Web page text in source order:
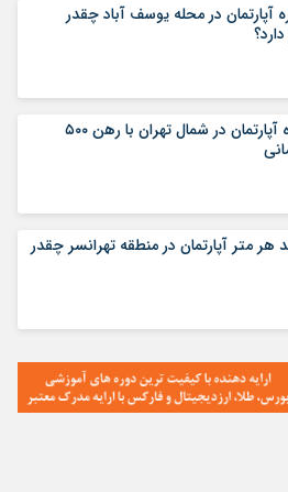
آپارتمان در محله یوسف آباد چقدر
هزینه اجاره آپارتمان در شمال تهران با رهن ۵۰۰
متر آپارتمان در منطقه تهرانسر چقدر